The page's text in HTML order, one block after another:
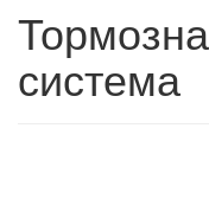
система